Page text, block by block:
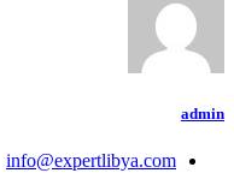
admin
info@expertlibya.com